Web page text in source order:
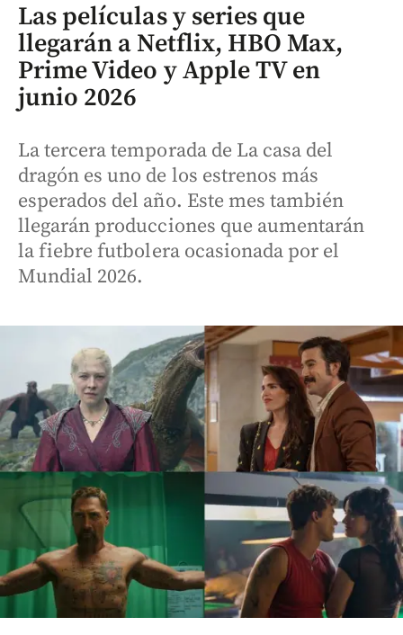
Las películas y series que
llegarán a Netflix, HBO Max,
Prime Video y Apple TV en
junio 2026
La tercera temporada de La casa del
dragón es uno de los estrenos más
esperados del año. Este mes también
llegarán producciones que aumentarán
la fiebre futbolera ocasionada por el
Mundial 2026.